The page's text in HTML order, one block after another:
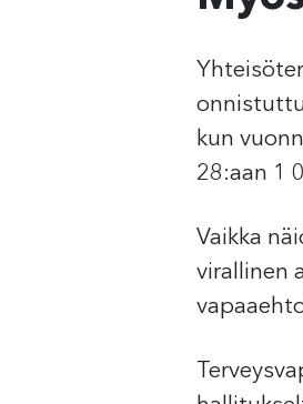
kun
28:aan 1
Vaikka
virallinen